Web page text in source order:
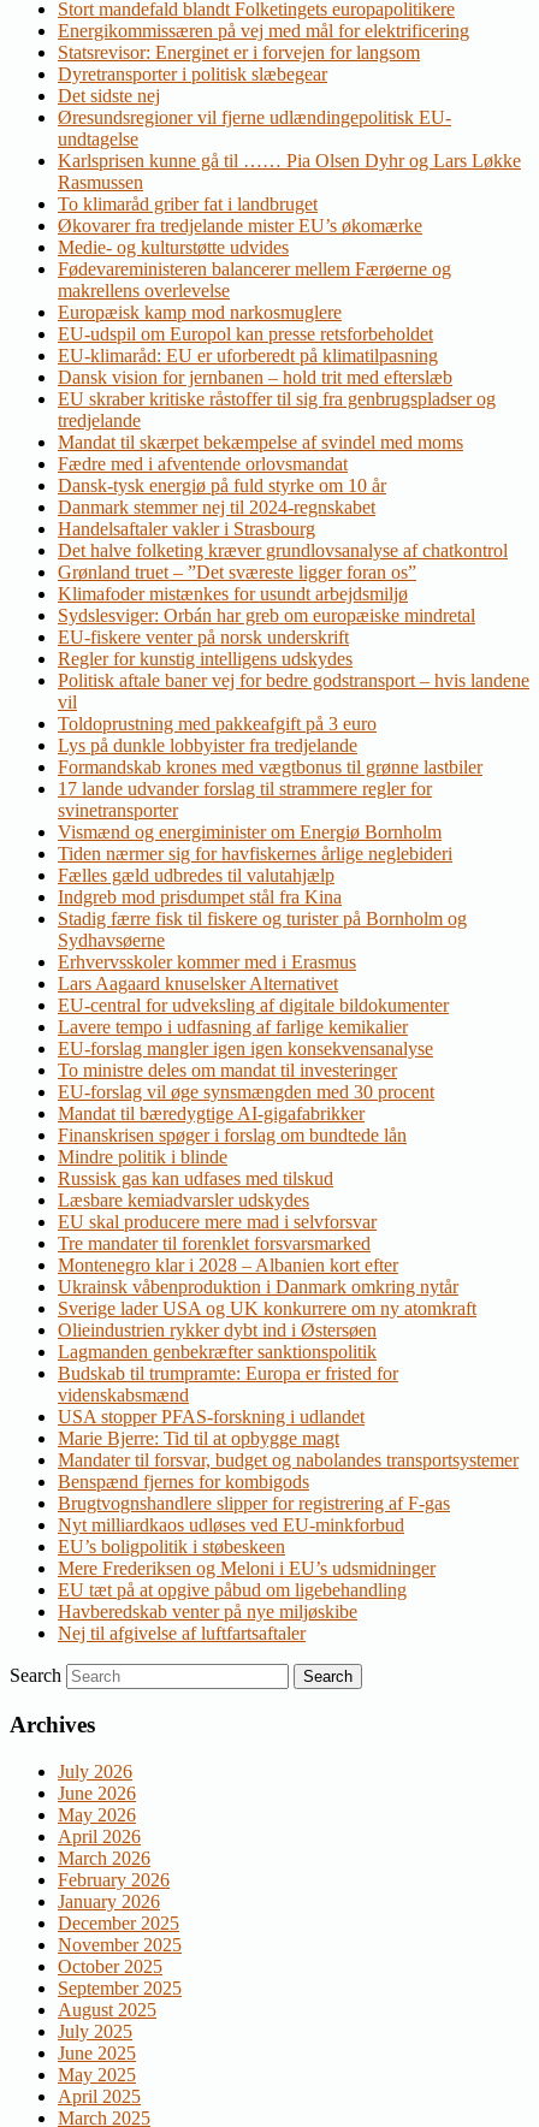
Stort mandefald blandt Folketingets europapolitikere
Energikommissæren på vej med mål for elektrificering
Statsrevisor: Energinet er i forvejen for langsom
Dyretransporter i politisk slæbegear
Det sidste nej
Øresundsregioner vil fjerne udlændingepolitisk EU-
undtagelse
Karlsprisen kunne gå til …… Pia Olsen Dyhr og Lars Løkke
Rasmussen
To klimaråd griber fat i landbruget
Økovarer fra tredjelande mister EU’s økomærke
Medie- og kulturstøtte udvides
Fødevareministeren balancerer mellem Færøerne og
makrellens overlevelse
Europæisk kamp mod narkosmuglere
EU-udspil om Europol kan presse retsforbeholdet
EU-klimaråd: EU er uforberedt på klimatilpasning
Dansk vision for jernbanen – hold trit med efterslæb
EU skraber kritiske råstoffer til sig fra genbrugspladser og
tredjelande
Mandat til skærpet bekæmpelse af svindel med moms
Fædre med i afventende orlovsmandat
Dansk-tysk energiø på fuld styrke om 10 år
Danmark stemmer nej til 2024-regnskabet
Handelsaftaler vakler i Strasbourg
Det halve folketing kræver grundlovsanalyse af chatkontrol
Grønland truet – ”Det sværeste ligger foran os”
Klimafoder mistænkes for usundt arbejdsmiljø
Sydslesviger: Orbán har greb om europæiske mindretal
EU-fiskere venter på norsk underskrift
Regler for kunstig intelligens udskydes
Politisk aftale baner vej for bedre godstransport – hvis landene
vil
Toldoprustning med pakkeafgift på 3 euro
Lys på dunkle lobbyister fra tredjelande
Formandskab krones med vægtbonus til grønne lastbiler
17 lande udvander forslag til strammere regler for
svinetransporter
Vismænd og energiminister om Energiø Bornholm
Tiden nærmer sig for havfiskernes årlige neglebideri
Fælles gæld udbredes til valutahjælp
Indgreb mod prisdumpet stål fra Kina
Stadig færre fisk til fiskere og turister på Bornholm og
Sydhavsøerne
Erhvervsskoler kommer med i Erasmus
Lars Aagaard knuselsker Alternativet
EU-central for udveksling af digitale bildokumenter
Lavere tempo i udfasning af farlige kemikalier
EU-forslag mangler igen igen konsekvensanalyse
To ministre deles om mandat til investeringer
EU-forslag vil øge synsmængden med 30 procent
Mandat til bæredygtige AI-gigafabrikker
Finanskrisen spøger i forslag om bundtede lån
Mindre politik i blinde
Russisk gas kan udfases med tilskud
Læsbare kemiadvarsler udskydes
EU skal producere mere mad i selvforsvar
Tre mandater til forenklet forsvarsmarked
Montenegro klar i 2028 – Albanien kort efter
Ukrainsk våbenproduktion i Danmark omkring nytår
Sverige lader USA og UK konkurrere om ny atomkraft
Olieindustrien rykker dybt ind i Østersøen
Lagmanden genbekræfter sanktionspolitik
Budskab til trumpramte: Europa er fristed for
videnskabsmænd
USA stopper PFAS-forskning i udlandet
Marie Bjerre: Tid til at opbygge magt
Mandater til forsvar, budget og nabolandes transportsystemer
Benspænd fjernes for kombigods
Brugtvognshandlere slipper for registrering af F-gas
Nyt milliardkaos udløses ved EU-minkforbud
EU’s boligpolitik i støbeskeen
Mere Frederiksen og Meloni i EU’s udsmidninger
EU tæt på at opgive påbud om ligebehandling
Havberedskab venter på nye miljøskibe
Nej til afgivelse af luftfartsaftaler
Search
Archives
July 2026
June 2026
May 2026
April 2026
March 2026
February 2026
January 2026
December 2025
November 2025
October 2025
September 2025
August 2025
July 2025
June 2025
May 2025
April 2025
March 2025